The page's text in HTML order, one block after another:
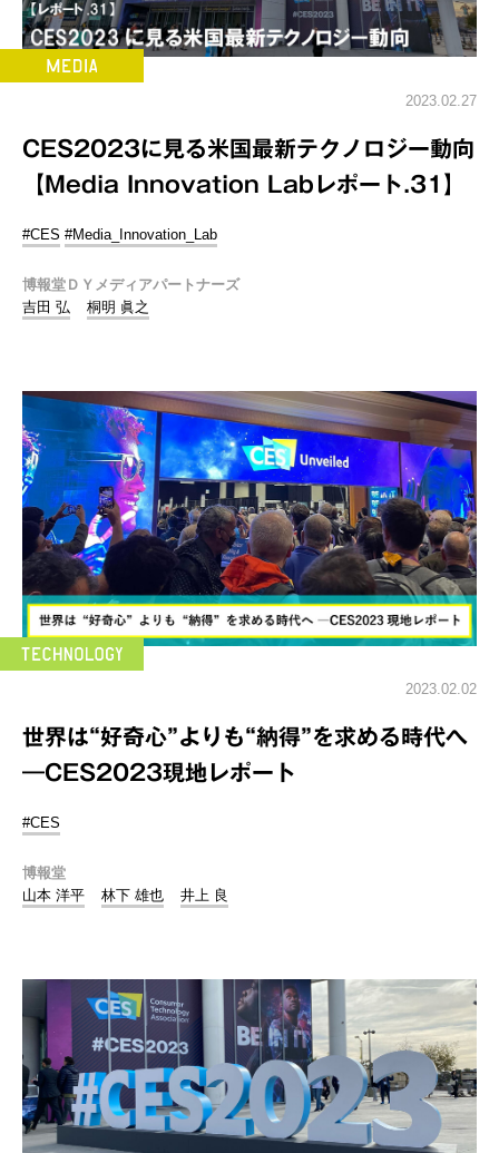
2023.02.27
CES2023に見る米国最新テクノロジー動向
【Media Innovation Labレポート.31】
#CES #Media_Innovation_Lab
博報堂ＤＹメディアパートナーズ
吉田 弘
桐明 眞之
2023.02.02
世界は“好奇心”よりも“納得”を求める時代へ
―CES2023現地レポート
#CES
博報堂
山本 洋平
林下 雄也 井上 良